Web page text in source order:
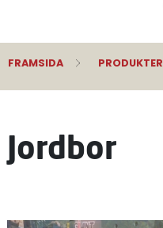
FRAMSIDA PRODUKTER
Jordbor